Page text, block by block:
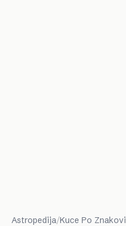
Astropedija/Kuce Po